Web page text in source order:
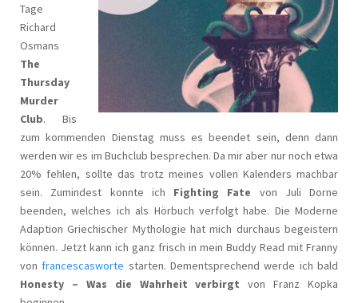
Tage
Richard
Osmans
The
Thursday
Murder
Club. Bis
zum kommenden Dienstag muss es beendet sein, denn dann
werden wir es im Buchclub besprechen. Da mir aber nur noch etwa
20% fehlen, sollte das trotz meines vollen Kalenders machbar
sein. Zumindest konnte ich Fighting Fate von Juli Dorne
beenden, welches ich als Hörbuch verfolgt habe. Die Moderne
Adaption Griechischer Mythologie hat mich durchaus begeistern
können. Jetzt kann ich ganz frisch in mein Buddy Read mit Franny
von francescasworte starten. Dementsprechend werde ich bald
Honesty – Was die Wahrheit verbirgt von Franz Kopka